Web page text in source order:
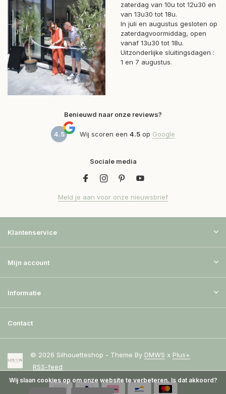
zaterdag van 10u tot 12u30 en
van 13u30 tot 18u.
In juli en augustus gesloten op
zaterdagvoormiddag, open
vanaf 13u30 tot 18u.
Uitzonderlijke sluitingsdagen :
1 en 7 augustus.
Benieuwd naar onze reviews?
4.5 Wij scoren een 4.5 op Google
Sociale media
Meld je aan voor onze nieuwsbrief
Klantenservice
Mijn account
Informatie
Contact
© 2026 Silhouetteshop - Theme By DMWS x Plus+
RSS-feed
Wij slaan cookies op om onze website te verbeteren. Is dat akkoord?